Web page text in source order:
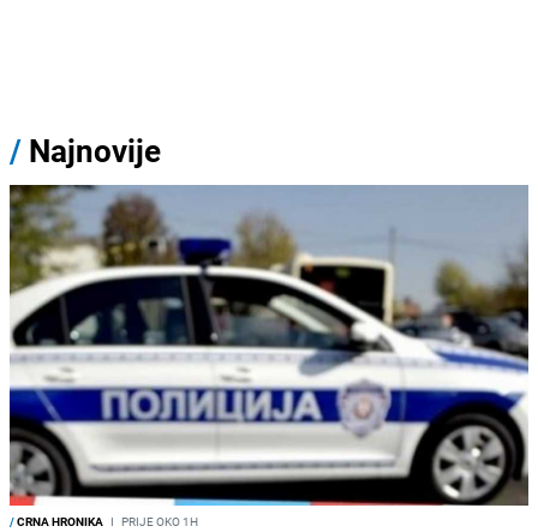
/ Najnovije
/CRNA HRONIKA I PRIJE OKO 1H